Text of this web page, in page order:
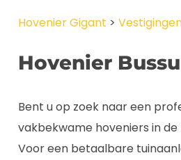
Hovenier Gigant >
Hovenier
Bent u op zoek naar een
vakbekwame hoveniers in de
Voor een betaalbare